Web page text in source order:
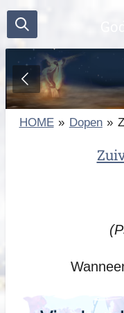
Ga
direct
naar
de
hoofdinhoud
HOME » Dopen »